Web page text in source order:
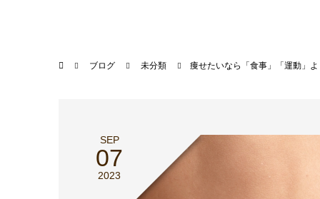
ブログ 未分類 痩せたいなら「食事」「運動」
SEP
07
2023